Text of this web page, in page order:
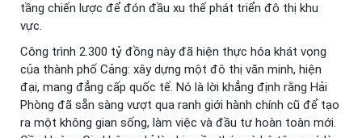
tầng chiến lược để đón đầu xu thế phát triển đô thị khu
vực.
Công trình 2.300 tỷ đồng này đã hiện thực hóa khát vọng
của thành phố Cảng: xây dựng một đô thị văn minh, hiện
đại, mang đẳng cấp quốc tế. Nó là lời khẳng định rằng Hải
Phòng đã sẵn sàng vượt qua ranh giới hành chính cũ để tạo
ra một không gian sống, làm việc và đầu tư hoàn toàn mới.